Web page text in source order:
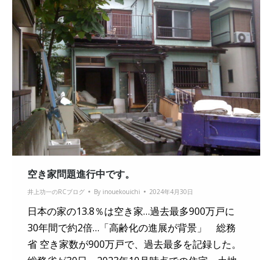
空き家問題進行中です。
井上功一のRCブログ By inouekouichi 2024年4月30日
日本の家の13.8％は空き家…過去最多900万戸に
30年間で約2倍…「高齢化の進展が背景」 総務
省 空き家数が900万戸で、過去最多を記録した。